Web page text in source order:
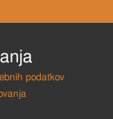
podatkov